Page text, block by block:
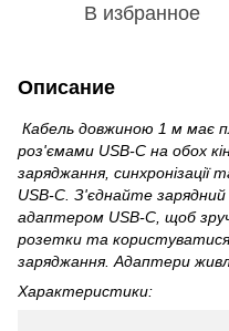
В избранное
Описание
Кабель довжиною 1 м має
роз'ємами USB-C на обох
заряджання, синхронізації
USB-C. З'єднайте зарядний
адаптером USB-C, щоб
розетки та
заряджання. Адаптери
Характеристики: